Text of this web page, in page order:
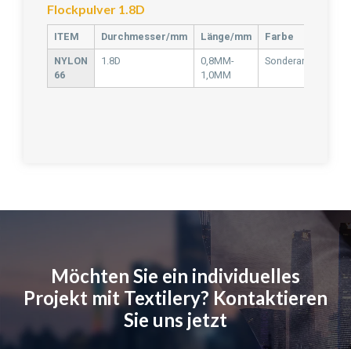
Flockpulver 1.8D
ITEM Durchmesser/mm Länge/mm
Farbe
NYLON
66
1.8D
0,8MM-
1,0MM
Sonderanfertigung
Möchten Sie ein individuelles
Projekt mit Textilery? Kontaktieren
Sie uns jetzt